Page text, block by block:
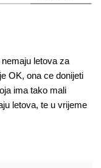
letova za
OK, ona ce donijeti
ima tako mali
letova, te u vrijeme